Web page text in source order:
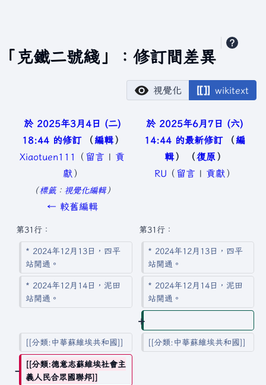
「克鐵二號綫」：修訂間差異
視覺化 wikitext
於 2025年3月4日 (二)
18:44 的修訂
編輯
Xiaotuen111
（ 留言 | 貢
獻 ）
摘
標籤： 視覺化編輯
← 較舊編輯
於 2025年6月7日 (六)
14:44 的最新修訂
編
輯
復原
RU （ 留言 | 貢獻 ）
摘
第31行： 第31行：
* 2024年12月13日，四平
站開通。
* 2024年12月13日，四平
站開通。
* 2024年12月14日，泥田
站開通。
* 2024年12月14日，泥田
站開通。
[[分類:中華蘇維埃共和國]] [[分類:中華蘇維埃共和國]]
[[分類:德意志蘇維埃社會主
義人民合眾國聯邦]]